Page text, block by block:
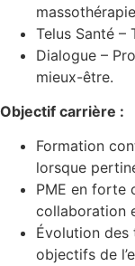
Telus Santé –
Dialogue –
mieux-être.
Objectif carrière :
Formation
lorsque
PME en forte
collaboration
Évolution des
objectifs de